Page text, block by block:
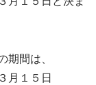
期間は、
月１５日